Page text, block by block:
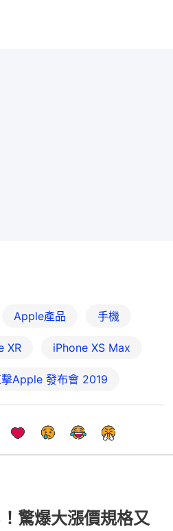
Apple產品 手機
XR iPhone XS Max
Apple 發布會 2019
驚爆大漲價規格又